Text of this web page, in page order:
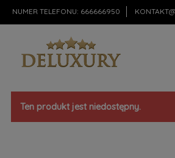
NUMER TELEFONU: 666666950
Ten produkt jest niedostępny.